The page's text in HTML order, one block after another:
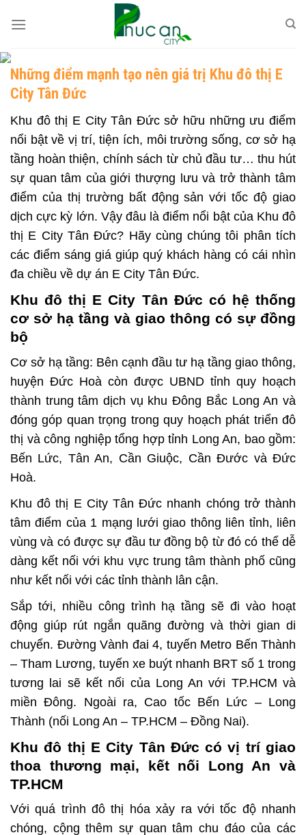
Những điểm mạnh tạo nên giá trị Khu đô thị E
City Tân Đức
Khu đô thị E City Tân Đứcsở hữu những ưu điểm
nổi bật về vị trí, tiện ích, môi trường sống, cơ sở hạ
tầng hoàn thiện, chính sách từ chủ đầu tư… thu hút
sự quan tâm của giới thượng lưu và trở thành tâm
điểm của thị trường bất động sản với tốc độ giao
dịch cực kỳ lớn. Vậy đâu là điểm nổi bật của Khu đô
thị E City Tân Đức? Hãy cùng chúng tôi phân tích
các điểm sáng giá giúp quý khách hàng có cái nhìn
đa chiều về dự án E City Tân Đức.
Khu đô thị E City Tân Đức có hệ thống
cơ sở hạ tầng và giao thông có sự đồng
bộ
Cơ sở hạ tầng: Bên cạnh đầu tư hạ tầng giao thông,
huyện Đức Hoà còn được UBND tỉnh quy hoạch
thành trung tâm dịch vụ khu Đông Bắc Long An và
đóng góp quan trọng trong quy hoạch phát triển đô
thị và công nghiệp tổng hợp tỉnh Long An, bao gồm:
Bến Lức, Tân An, Cần Giuộc, Cần Đước và Đức
Hoà.
Khu đô thị E City Tân Đức nhanh chóng trở thành
tâm điểm của 1 mạng lưới giao thông liên tỉnh, liên
vùng và có được sự đầu tư đồng bộ từ đó có thể dễ
dàng kết nối với khu vực trung tâm thành phố cũng
như kết nối với các tỉnh thành lân cận.
Sắp tới, nhiều công trình hạ tầng sẽ đi vào hoạt
động giúp rút ngắn quãng đường và thời gian di
chuyển. Đường Vành đai 4, tuyến Metro Bến Thành
– Tham Lương, tuyến xe buýt nhanh BRT số 1 trong
tương lai sẽ kết nối của Long An với TP.HCM và
miền Đông. Ngoài ra, Cao tốc Bến Lức – Long
Thành (nối Long An – TP.HCM – Đồng Nai).
Khu đô thị E City Tân Đức có vị trí giao
thoa thương mại, kết nối Long An và
TP.HCM
Với quá trình đô thị hóa xảy ra với tốc độ nhanh
chóng, cộng thêm sự quan tâm chu đáo của các